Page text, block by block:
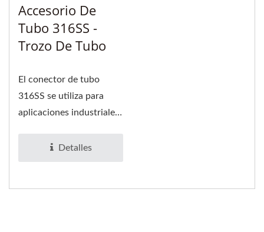
Accesorio De
Tubo 316SS -
Trozo De Tubo
El conector de tubo
316SS se utiliza para
aplicaciones industriales,
una conexión...
Detalles